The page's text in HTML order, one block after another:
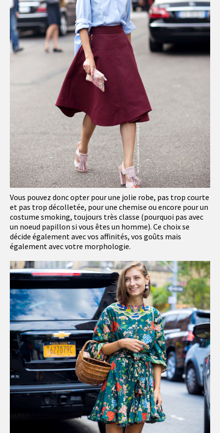
Vous pouvez donc opter pour une jolie robe, pas trop courte
et pas trop décolletée, pour une chemise ou encore pour un
costume smoking, toujours très classe (pourquoi pas avec
un noeud papillon si vous êtes un homme). Ce choix se
décide également avec vos affinités, vos goûts mais
également avec votre morphologie.